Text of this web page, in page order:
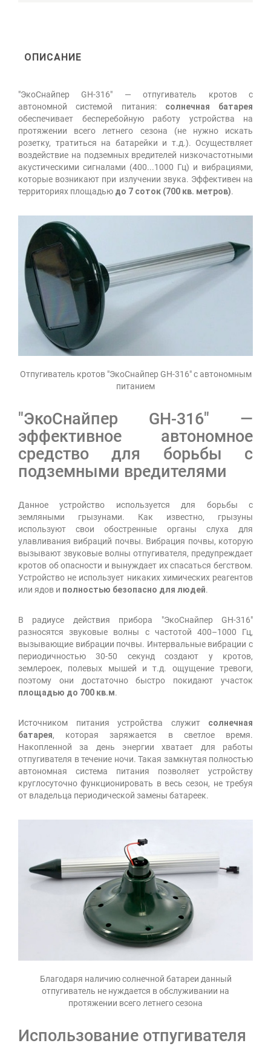
ОПИСАНИЕ
"ЭкоСнайпер GH-316" — отпугиватель кротов с
автономной системой питания: солнечная батарея
обеспечивает бесперебойную работу устройства на
протяжении всего летнего сезона (не нужно искать
розетку, тратиться на батарейки и т.д.). Осуществляет
воздействие на подземных вредителей низкочастотными
акустическими сигналами (400...1000 Гц) и вибрациями,
которые возникают при излучении звука. Эффективен на
территориях площадью до 7 соток (700 кв. метров).
Отпугиватель кротов "ЭкоСнайпер GH-316" с автономным
питанием
"ЭкоСнайпер GH-316" —
эффективное автономное
средство для борьбы с
подземными вредителями
Данное устройство используется для борьбы с
земляными грызунами. Как известно, грызуны
используют свои обостренные органы слуха для
улавливания вибраций почвы. Вибрация почвы, которую
вызывают звуковые волны отпугивателя, предупреждает
кротов об опасности и вынуждает их спасаться бегством.
Устройство не использует никаких химических реагентов
или ядов и полностью безопасно для людей.
В радиусе действия прибора "ЭкоСнайпер GH-316"
разносятся звуковые волны с частотой 400–1000 Гц,
вызывающие вибрации почвы. Интервальные вибрации с
периодичностью 30-50 секунд создают у кротов,
землероек, полевых мышей и т.д. ощущение тревоги,
поэтому они достаточно быстро покидают участок
площадью до 700 кв.м.
Источником питания устройства служит солнечная
батарея, которая заряжается в светлое время.
Накопленной за день энергии хватает для работы
отпугивателя в течение ночи. Такая замкнутая полностью
автономная система питания позволяет устройству
круглосуточно функционировать в весь сезон, не требуя
от владельца периодической замены батареек.
Благодаря наличию солнечной батареи данный
отпугиватель не нуждается в обслуживании на
протяжении всего летнего сезона
Использование отпугивателя